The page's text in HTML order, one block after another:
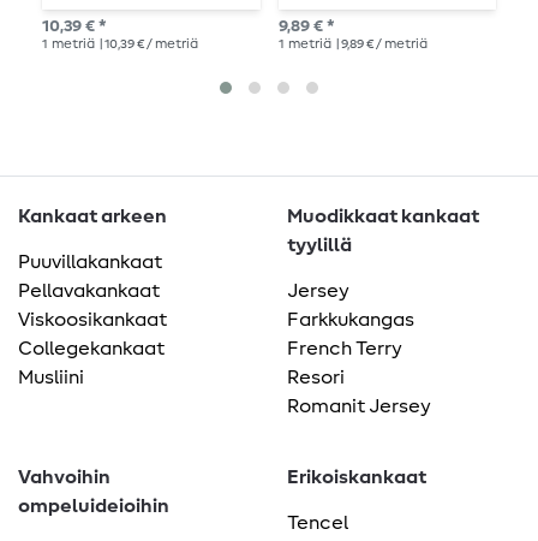
antrasiitti meleerattu
10,39 € *
1 metriä | 10,39 € / metriä
9,89 € *
1 metriä | 9,89 € / metriä
Kankaat arkeen
Puuvillakankaat
Pellavakankaat
Viskoosikankaat
Collegekankaat
Musliini
Muodikkaat kankaat
tyylillä
Jersey
Farkkukangas
French Terry
Resori
Romanit Jersey
Vahvoihin
ompeluideioihin
Erikoiskankaat
Tencel